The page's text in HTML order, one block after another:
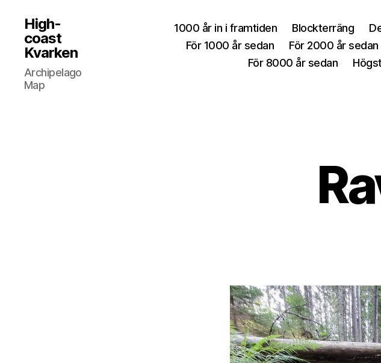
High-
coast
Kvarken
Archipelago
Map
1000 år in i framtiden Blockterräng
För 1000 år sedan
För 2000 år sedan
För 8000 år sedan